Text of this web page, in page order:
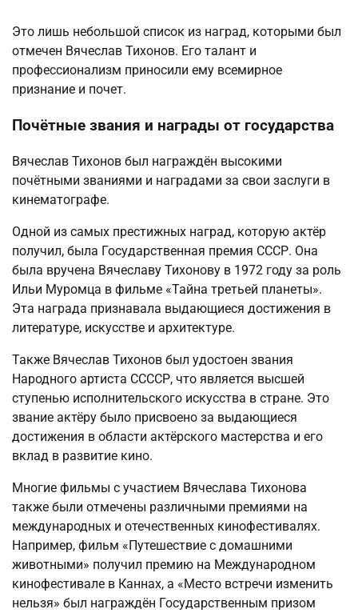
Это лишь небольшой список из наград, которыми был
отмечен Вячеслав Тихонов. Его талант и
профессионализм приносили ему всемирное
признание и почет.
Почётные звания и награды от государства
Вячеслав Тихонов был награждён высокими
почётными званиями и наградами за свои заслуги в
кинематографе.
Одной из самых престижных наград, которую актёр
получил, была Государственная премия СССР. Она
была вручена Вячеславу Тихонову в 1972 году за роль
Ильи Муромца в фильме «Тайна третьей планеты».
Эта награда признавала выдающиеся достижения в
литературе, искусстве и архитектуре.
Также Вячеслав Тихонов был удостоен звания
Народного артиста ССССР, что является высшей
ступенью исполнительского искусства в стране. Это
звание актёру было присвоено за выдающиеся
достижения в области актёрского мастерства и его
вклад в развитие кино.
Многие фильмы с участием Вячеслава Тихонова
также были отмечены различными премиями на
международных и отечественных кинофестивалях.
Например, фильм «Путешествие с домашними
животными» получил премию на Международном
кинофестивале в Каннах, а «Место встречи изменить
нельзя» был награждён Государственным призом